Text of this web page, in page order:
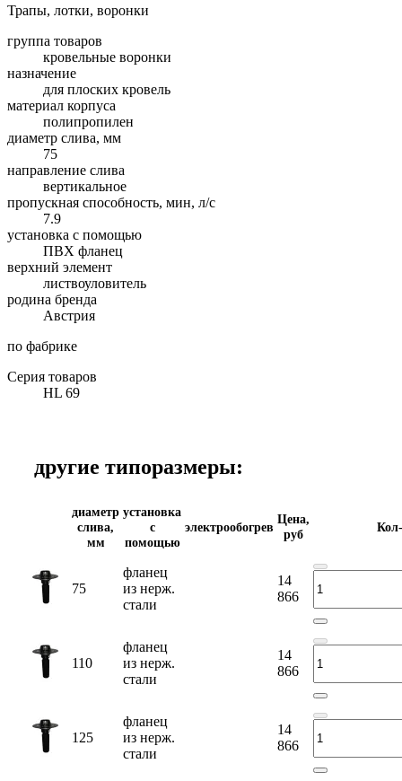
Трапы, лотки, воронки
группа товаров
кровельные воронки
назначение
для плоских кровель
материал корпуса
полипропилен
диаметр слива, мм
75
направление слива
вертикальное
пропускная способность, мин, л/с
7.9
установка с помощью
ПВХ фланец
верхний элемент
листвоуловитель
родина бренда
Австрия
по фабрике
Серия товаров
HL 69
другие типоразмеры:
диаметр
слива,
мм
установка
с
помощью
электрообогрев
Цена,
руб
75
фланец
из нерж.
стали
14
866
110
фланец
из нерж.
стали
14
866
125
фланец
из нерж.
стали
14
866